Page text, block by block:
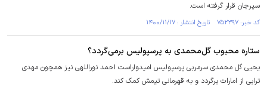
سیرجان قرار گرفته است.
کد خبر: ۷۵۲۳۹۷ تاریخ انتشار : ۱۴۰۰/۱۱/۱۷
ستاره محبوب گل‌محمدی به پرسپولیس برمی‌گردد؟
یحیی گل محمدی سرمربی پرسپولیس امیدواراست احمد نوراللهی نیز همچون مهدی
ترابی از امارات برگردد و به قهرمانی تیمش کمک کند.